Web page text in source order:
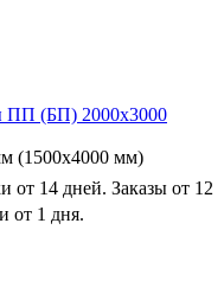
ПП (БП) 2000х3000
(1500х4000 мм)
от 14 дней. Заказы от 12
от 1 дня.